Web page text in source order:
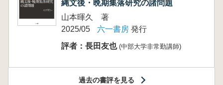
縄文後・晩期集落研究の諸問題
山本暉久 著
2025/05
六一書房 発行
評者：長田友也 (中部大学非常勤講師)
過去の書評を見る